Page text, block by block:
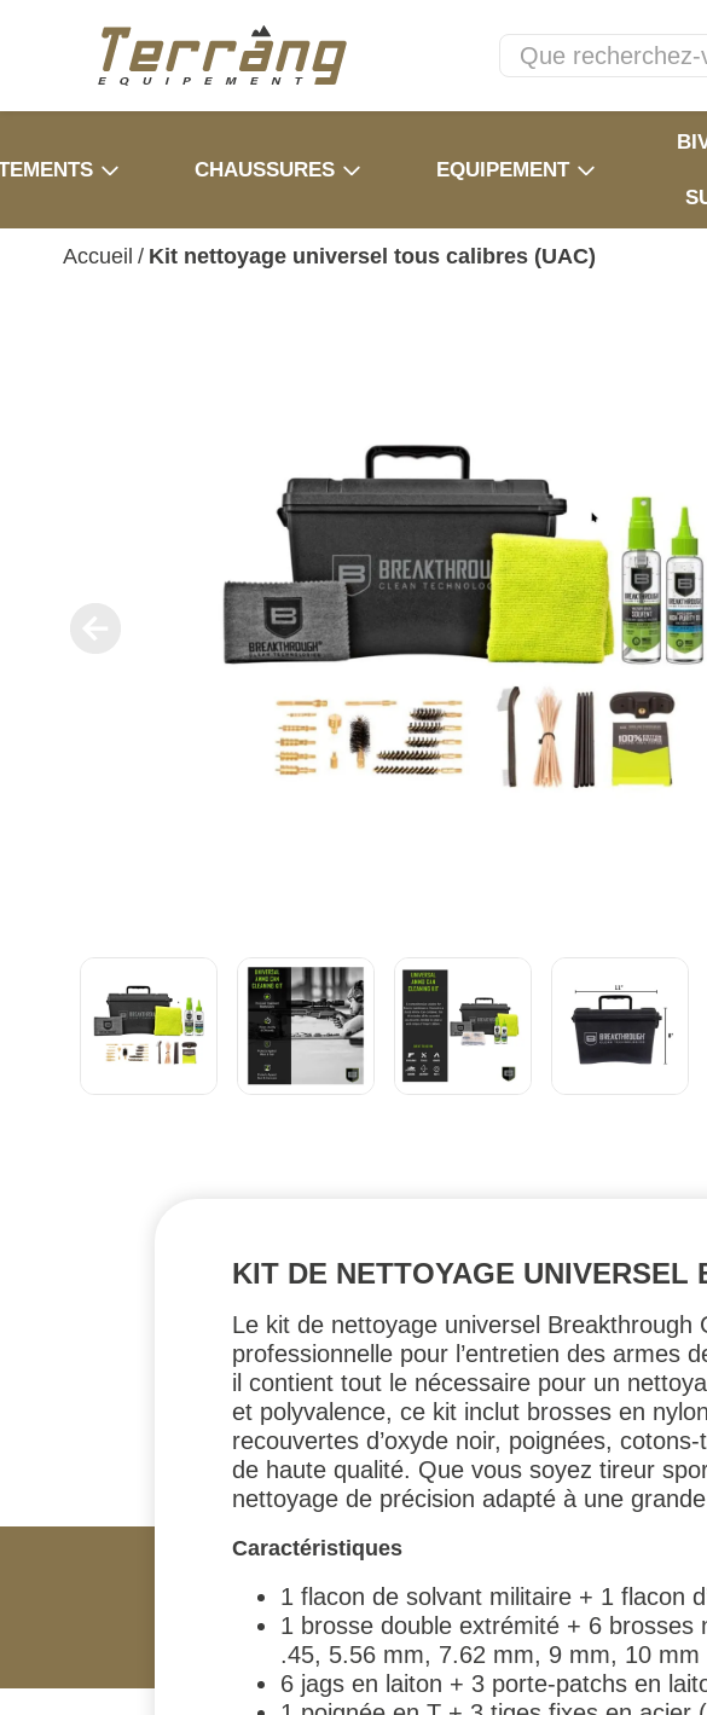
CHAUSSURES EQUIPEMENT
Accueil / Kit nettoyage universel tous calibres (UAC)
KIT DE NETTOYAGE
Le kit de nettoyage universel
professionnelle pour l’entretien des armes
il contient tout le nécessaire pour un
et polyvalence, ce kit inclut brosses en
recouvertes d’oxyde noir, poignées,
de haute qualité. Que vous soyez tireur
nettoyage de précision adapté à une
Caractéristiques
1 flacon de solvant militaire + 1 flacon
1 brosse double extrémité + 6
.45, 5.56 mm, 7.62 mm, 9 mm, 10 mm
6 jags en laiton + 3 porte-patchs en